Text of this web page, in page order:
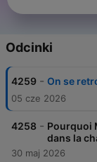
Odcinki
4259 - On se
05 cze 2026
4258 - Pourquoi
dans la
30 maj 2026